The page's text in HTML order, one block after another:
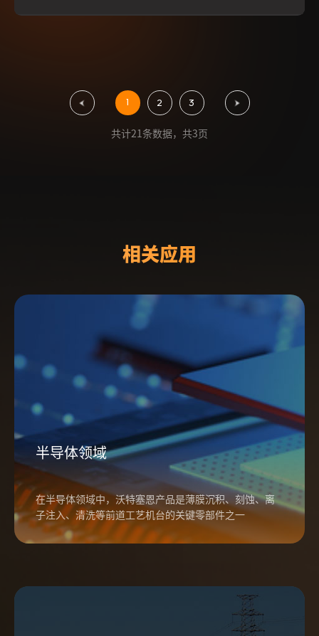
1 2 3 »
共计21条数据，共3页
相关应用
半导体领域
在半导体领域中，沃特塞恩产品是薄膜沉积、刻蚀、离
子注入、清洗等前道工艺机台的关键零部件之一